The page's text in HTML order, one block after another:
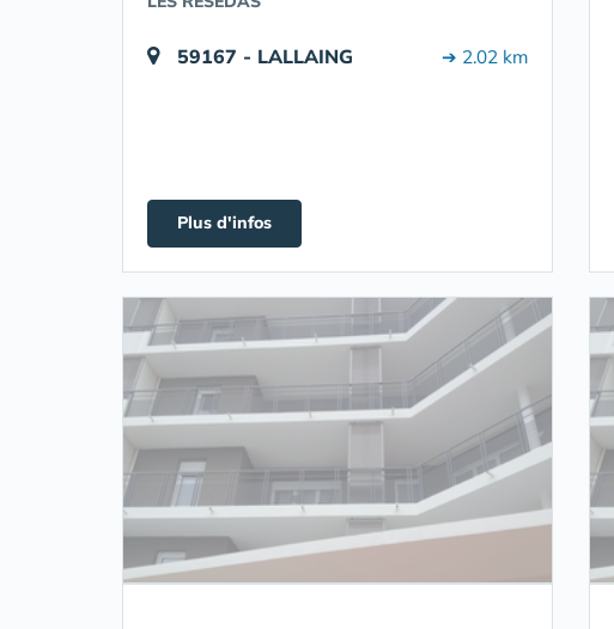
59167 - LALLAING ➔ 2.02 km
Plus d'infos